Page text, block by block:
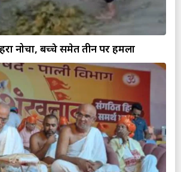
नोचा, बच्चे समेत तीन पर हमला